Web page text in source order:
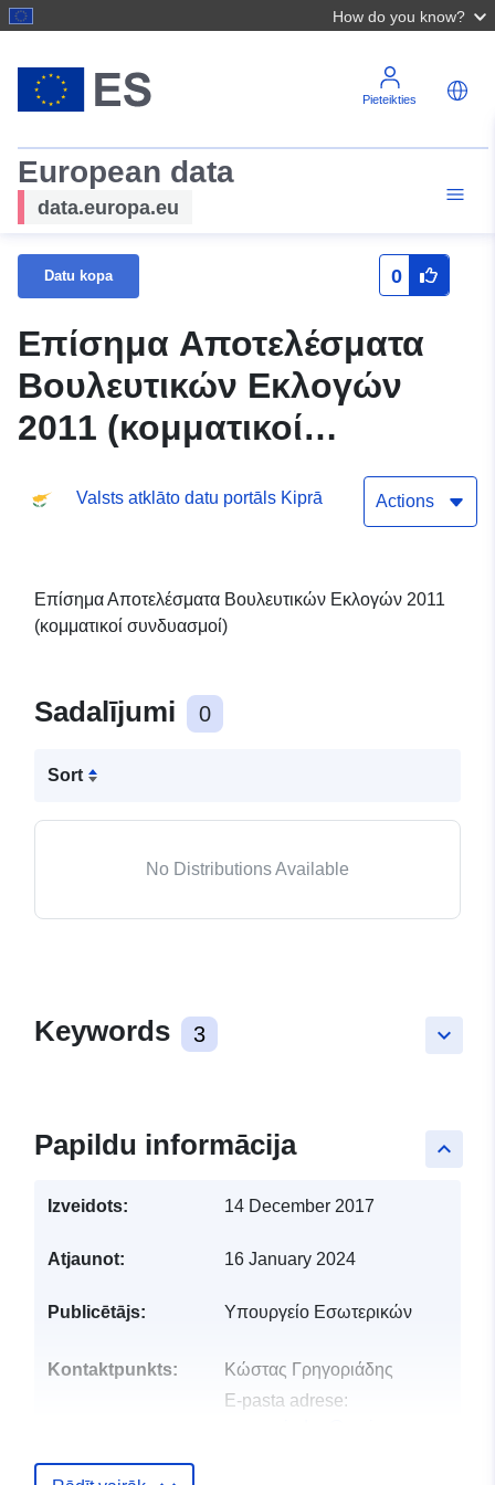
How do you know?
Pieteikties
European data
data.europa.eu
Datu kopa 0
Επίσημα Αποτελέσματα
Βουλευτικών Εκλογών
2011 (κομματικοί
Valsts atklāto datu portāls Kiprā Actions
Επίσημα Αποτελέσματα Βουλευτικών Εκλογών 2011
(κομματικοί συνδυασμοί)
Sadalījumi 0
Sort
No Distributions Available
keyboard_arrow_down
Keywords 3
keyboard_arrow_up
Papildu informācija
Izveidots: 14 December 2017
Atjaunot: 16 January 2024
Publicētājs: Υπουργείο Εσωτερικών
Kontaktpunkts:
Κώστας Γρηγοριάδης
E-pasta adrese: